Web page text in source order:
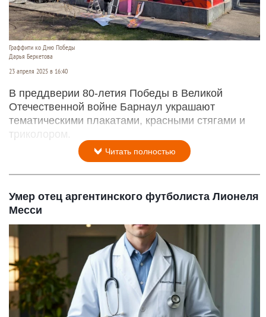
Граффити ко Дню Победы
Дарья Беркетова
23 апреля 2025 в 16:40
В преддверии 80-летия Победы в Великой
Отечественной войне Барнаул украшают
тематическими плакатами, красными стягами и
триколором.
Читать полностью
Умер отец аргентинского футболиста Лионеля
Месси